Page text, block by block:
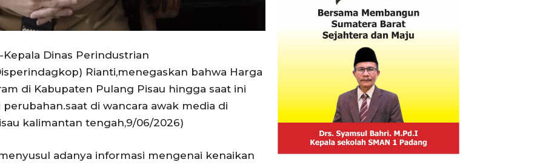
Dinas Perindustrian
Rianti,menegaskan bahwa Harga
di Kabupaten Pulang Pisau hingga saat ini
di wancara awak media di
kalimantan tengah,9/06/2026)
adanya informasi mengenai kenaikan